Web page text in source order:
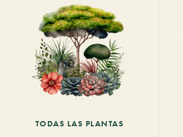
TODAS LAS PLANTAS